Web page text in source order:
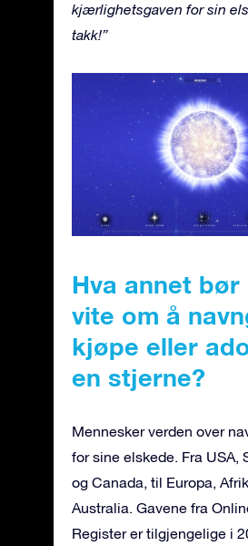
kjærlighetsgaven for sin
takk!”
Hva annet bør
vite om å
kjøpe eller
en stjerne?
Mennesker verden over
for sine elskede. Fra USA,
og Canada, til Europa,
Australia. Gavene fra
Register er tilgjengelige i